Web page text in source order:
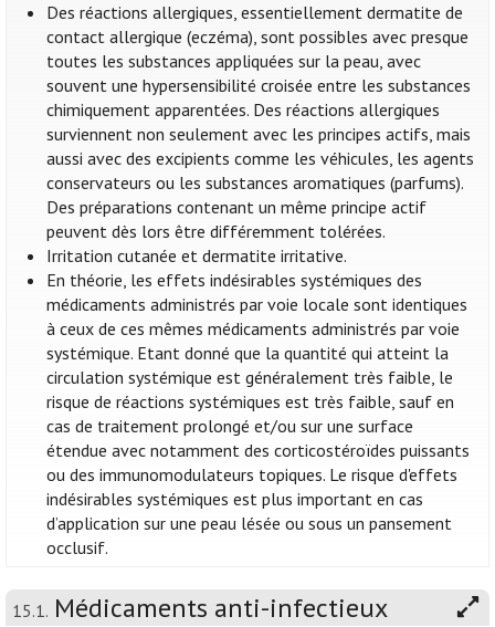
Des réactions allergiques, essentiellement dermatite de
contact allergique (eczéma), sont possibles avec presque
toutes les substances appliquées sur la peau, avec
souvent une hypersensibilité croisée entre les substances
chimiquement apparentées. Des réactions allergiques
surviennent non seulement avec les principes actifs, mais
aussi avec des excipients comme les véhicules, les agents
conservateurs ou les substances aromatiques (parfums).
Des préparations contenant un même principe actif
peuvent dès lors être différemment tolérées.
Irritation cutanée et dermatite irritative.
En théorie, les effets indésirables systémiques des
médicaments administrés par voie locale sont identiques
à ceux de ces mêmes médicaments administrés par voie
systémique. Etant donné que la quantité qui atteint la
circulation systémique est généralement très faible, le
risque de réactions systémiques est très faible, sauf en
cas de traitement prolongé et/ou sur une surface
étendue avec notamment des corticostéroïdes puissants
ou des immunomodulateurs topiques. Le risque d'effets
indésirables systémiques est plus important en cas
d’application sur une peau lésée ou sous un pansement
occlusif.
15.1. Médicaments anti-infectieux